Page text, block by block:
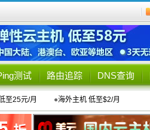
测试 路由追踪 DNS查询
至25元/月 ●海外主机 低至$2/月